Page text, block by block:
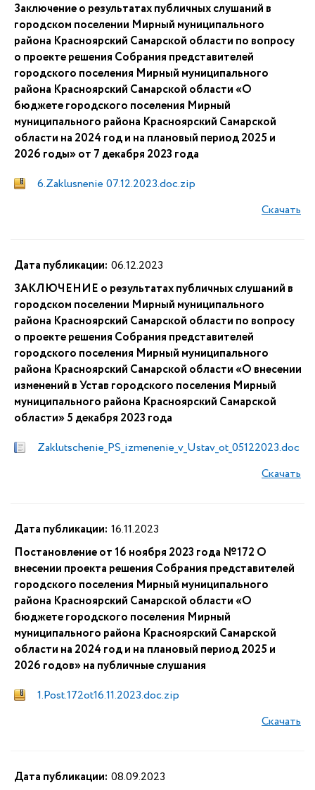
Заключение о результатах публичных слушаний в
городском поселении Мирный муниципального
района Красноярский Самарской области по вопросу
о проекте решения Собрания представителей
городского поселения Мирный муниципального
района Красноярский Самарской области «О
бюджете городского поселения Мирный
муниципального района Красноярский Самарской
области на 2024 год и на плановый период 2025 и
2026 годы» от 7 декабря 2023 года
6.Zaklusnenie 07.12.2023.doc.zip
Скачать
Дата публикации: 06.12.2023
ЗАКЛЮЧЕНИЕ о результатах публичных слушаний в
городском поселении Мирный муниципального
района Красноярский Самарской области по вопросу
о проекте решения Собрания представителей
городского поселения Мирный муниципального
района Красноярский Самарской области «О внесении
изменений в Устав городского поселения Мирный
муниципального района Красноярский Самарской
области» 5 декабря 2023 года
Zaklutschenie_PS_izmenenie_v_Ustav_ot_05122023.doc
Скачать
Дата публикации: 16.11.2023
Постановление от 16 ноября 2023 года №172 О
внесении проекта решения Собрания представителей
городского поселения Мирный муниципального
района Красноярский Самарской области «О
бюджете городского поселения Мирный
муниципального района Красноярский Самарской
области на 2024 год и на плановый период 2025 и
2026 годов» на публичные слушания
1.Post.172ot16.11.2023.doc.zip
Скачать
Дата публикации: 08.09.2023